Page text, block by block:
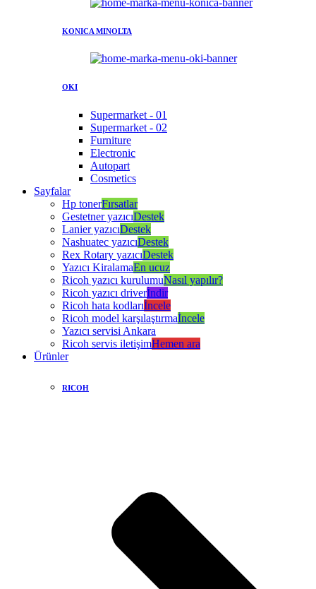
KONICA MINOLTA
OKI
Supermarket - 01
Supermarket - 02
Furniture
Electronic
Autopart
Cosmetics
Sayfalar
Hp tonerFırsatlar
Gestetner yazıcıDestek
Lanier yazıcıDestek
Nashuatec yazıcıDestek
Rex Rotary yazıcıDestek
Yazıcı KiralamaEn ucuz
Ricoh yazıcı kurulumuNasıl yapılır?
Ricoh yazıcı driverİndir
Ricoh hata kodlarıİncele
Ricoh model karşılaştırmaİncele
Yazıcı servisi Ankara
Ricoh servis iletişimHemen ara
Ürünler
RICOH